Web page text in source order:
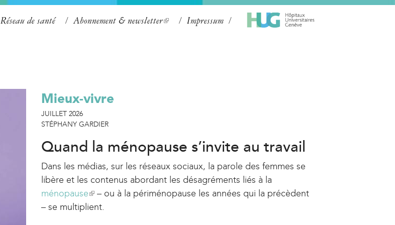
au
Réseau de santé Abonnement & newsletter(
e
r
Impressum
Mieux-vivre
JUILLET 2026
STÉPHANY GARDIER
Quand la ménopause s’invite au travail
Dans les médias, sur les réseaux sociaux, la parole des femmes se
libère et les contenus abordant les désagréments liés à la
ménopause(
l
– ou à la périménopause les années qui la précèdent
– se multiplient.